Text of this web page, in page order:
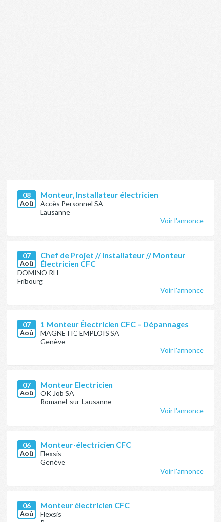
08
Aoû
Monteur, Installateur électricien
Accès Personnel SA
Lausanne
Voir l'annonce
07
Aoû
Chef de Projet // Installateur // Monteur
Électricien CFC
DOMINO RH
Fribourg
Voir l'annonce
07
Aoû
1 Monteur Électricien CFC – Dépannages
MAGNETIC EMPLOIS SA
Genève
Voir l'annonce
07
Aoû
Monteur Electricien
OK Job SA
Romanel-sur-Lausanne
Voir l'annonce
06
Aoû
Monteur-électricien CFC
Flexsis
Genève
Voir l'annonce
06
Aoû
Monteur électricien CFC
Flexsis